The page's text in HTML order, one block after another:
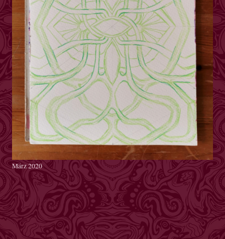
März 2020